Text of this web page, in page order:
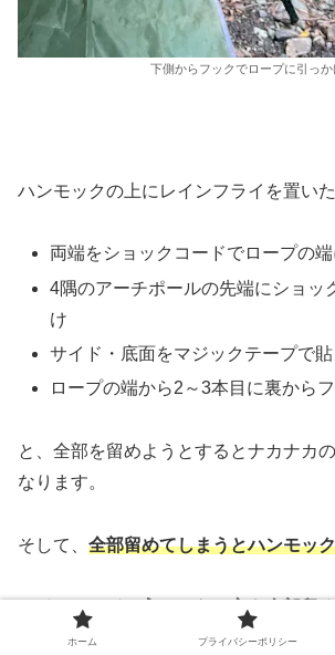
下側からフックでロープに引っか
ハンモックの上にレインフライを置いた
両端をショックコードでロープの
4隅のアーチポールの先端にショッ
け
サイド・底面をマジックテープで
ロープの端から2～3本目に裏から
と、全部を留めようとするとナカナカ
なります。
そして、 全部留めてしまうとハンモッ
レインフライは入口でない方を全部留
ックテープだけ留めるのが現実的です。
ホーム プライバシーポリシー